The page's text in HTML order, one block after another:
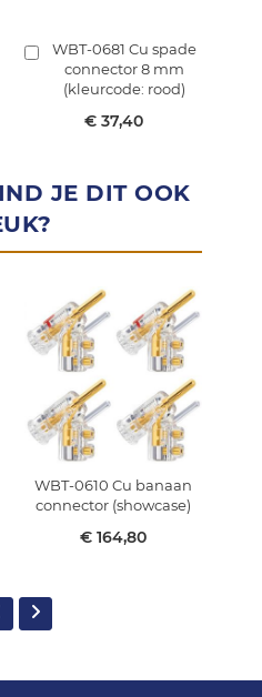
WBT-0681 Cu spade
connector 8 mm
(kleurcode: rood)
€ 37,40
In
winkelmandje
JE DIT OOK
WBT-0610 Cu banaan
connector (showcase)
€ 164,80